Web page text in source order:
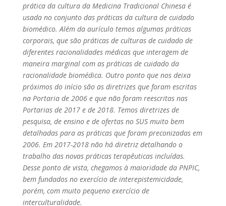
prática da cultura da Medicina Tradicional Chinesa é
usada no conjunto das práticas da cultura de cuidado
biomédico. Além da aurículo temos algumas práticas
corporais, que são práticas de culturas de cuidado de
diferentes racionalidades médicas que interagem de
maneira marginal com as práticas de cuidado da
racionalidade biomédica. Outro ponto que nos deixa
próximos do início são as diretrizes que foram escritas
na Portaria de 2006 e que não foram reescritas nas
Portarias de 2017 e de 2018. Temos diretrizes de
pesquisa, de ensino e de ofertas no SUS muito bem
detalhadas para as práticas que foram preconizadas em
2006. Em 2017-2018 não há diretriz detalhando o
trabalho das novas práticas terapêuticas incluídas.
Desse ponto de vista, chegamos à maioridade da PNPIC,
bem fundados no exercício de interepistemicidade,
porém, com muito pequeno exercício de
interculturalidade.